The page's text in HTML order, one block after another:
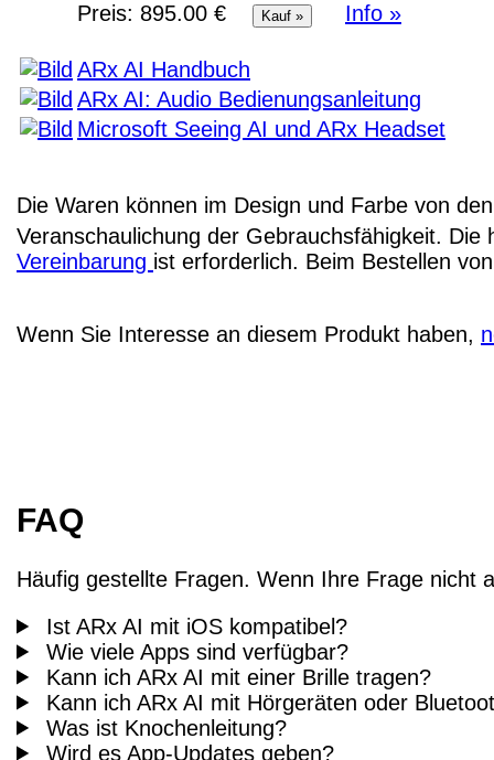
Preis: 895.00 € Info »
ARx AI Handbuch
ARx AI: Audio Bedienungsanleitung
Microsoft Seeing AI und ARx Headset
Die Waren können im Design und Farbe von
Veranschaulichung der Gebrauchsfähigkeit.
Vereinbarung ist erforderlich. Beim Bestellen
Wenn Sie Interesse an diesem Produkt haben,
FAQ
Häufig gestellte Fragen. Wenn Ihre Frage
Ist ARx AI mit iOS kompatibel?
Wie viele Apps sind verfügbar?
Kann ich ARx AI mit einer Brille tragen?
Kann ich ARx AI mit Hörgeräten oder
Was ist Knochenleitung?
Wird es App-Updates geben?